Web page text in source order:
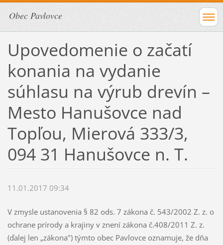
Obec Pavlovce
Upovedomenie o začatí
konania na vydanie
súhlasu na výrub drevín –
Mesto Hanušovce nad
Topľou, Mierová 333/3,
094 31 Hanušovce n. T.
11.01.2017 09:34
V zmysle ustanovenia § 82 ods. 7 zákona č. 543/2002 Z. z. o
ochrane prírody a krajiny v znení zákona č.408/2011 Z. z.
(ďalej len „zákona") týmto obec Pavlovce oznamuje, že dňa